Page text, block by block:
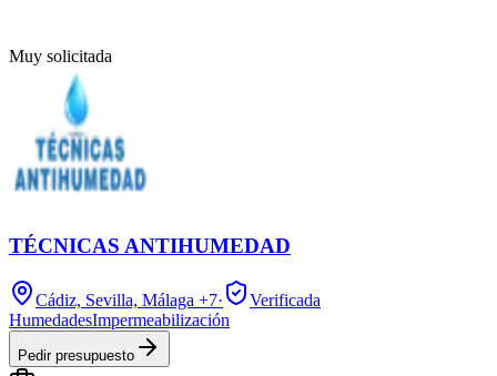
Muy solicitada
TÉCNICAS ANTIHUMEDAD
Cádiz, Sevilla, Málaga +7·
Verificada
HumedadesImpermeabilización
Pedir presupuesto